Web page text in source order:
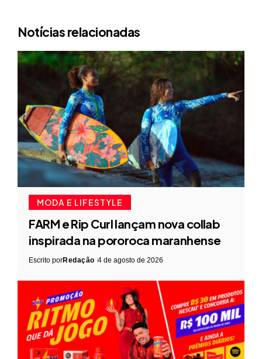
Notícias relacionadas
MODA E LIFESTYLE
FARM e Rip Curl lançam nova collab
inspirada na pororoca maranhense
Escrito porRedação 4 de agosto de 2026